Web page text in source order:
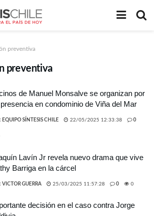
preventiva
preventiva
de Manuel Monsalve se organizan por
en condominio de Viña del Mar
EQUIPO SÍNTESIS CHILE 22/05/2025 12:33:38 0
Lavín Jr revela nuevo drama que vive
Barriga en la cárcel
VICTOR GUERRA 25/03/2025 11:57:28 0 0
decisión en el caso contra Jorge